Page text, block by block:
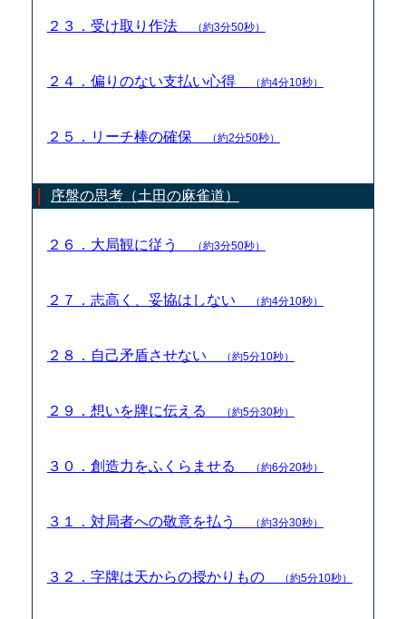
２３．受け取り作法 （約3分50秒）
２４．偏りのない支払い心得 （約4分10秒）
２５．リーチ棒の確保 （約2分50秒）
序盤の思考（土田の麻雀道）
２６．大局観に従う （約3分50秒）
２７．志高く、妥協はしない （約4分10秒）
２８．自己矛盾させない （約5分10秒）
２９．想いを牌に伝える （約5分30秒）
３０．創造力をふくらませる （約6分20秒）
３１．対局者への敬意を払う （約3分30秒）
３２．字牌は天からの授かりもの （約5分10秒）